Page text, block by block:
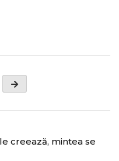
creează, mintea se